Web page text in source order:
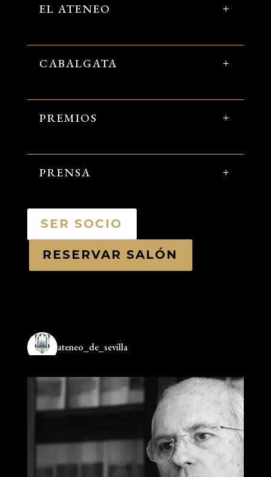
EL ATENEO
CABALGATA
PREMIOS
PRENSA
SER SOCIO
RESERVAR SALÓN
ateneo_de_sevilla